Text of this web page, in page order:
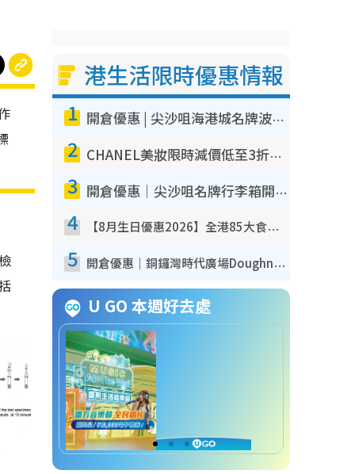
港生活限時優惠情報
1 開倉優惠 | 尖沙咀海港城名牌波鞋開倉低至1折！On鞋$899起／Joy&Peace鞋履$98起
2 CHANEL美妝限時減價低至3折！人氣粉底/唇膏/精華液低至$275！COCO香水都有平
3 開倉優惠｜尖沙咀名牌行李箱開倉低至4折！一連5日 American Tourister/ace./Hallmark $200起！
4 【8月生日優惠2026】全港85大食買玩著數攻略 自助餐/火鍋放題同行免費＋誠品/DONKI送現金券
5 開倉優惠｜銅鑼灣時代廣場Doughnut/Campo Marzio開倉低至1折！背囊、書包、手袋劈價$200起
U GO 本週好去處